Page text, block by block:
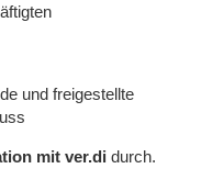
und freigestellte
mit ver.di durch.